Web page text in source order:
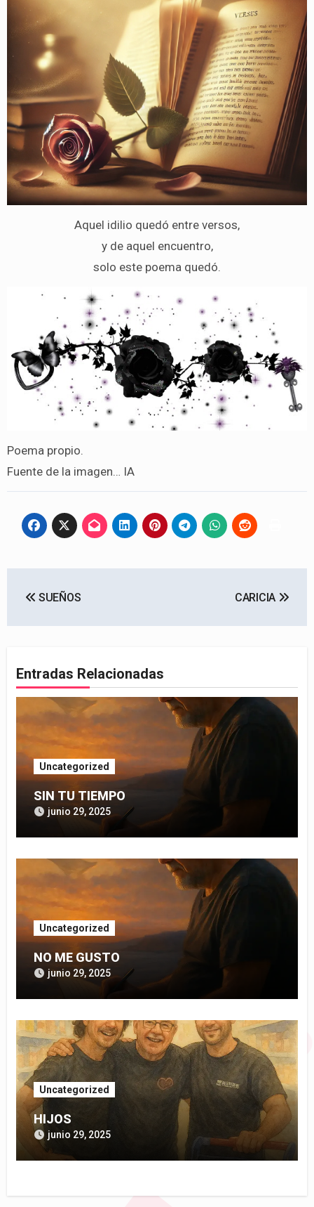
Aquel idilio quedó entre versos,
y de aquel encuentro,
solo este poema quedó.
Poema propio.
Fuente de la imagen… IA
de SUEÑOS CARICIA
Entradas Relacionadas
Uncategorized
SIN TU TIEMPO
junio 29, 2025
Uncategorized
NO ME GUSTO
junio 29, 2025
Uncategorized
HIJOS
junio 29, 2025